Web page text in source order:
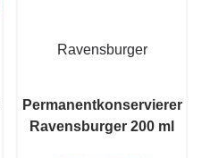
Ravensburger
Permanentkonservierer
Ravensburger 200 ml